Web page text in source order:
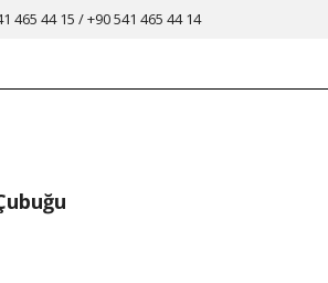
465 44 15 / +90 541 465 44 14